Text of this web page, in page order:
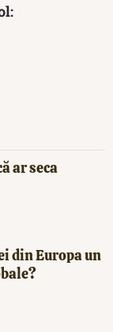
ar seca
din Europa un